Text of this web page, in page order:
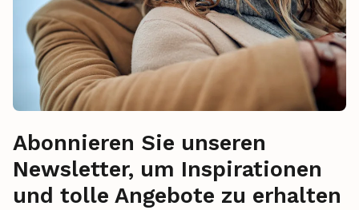
Abonnieren Sie unseren
Newsletter, um Inspirationen
und tolle Angebote zu erhalten